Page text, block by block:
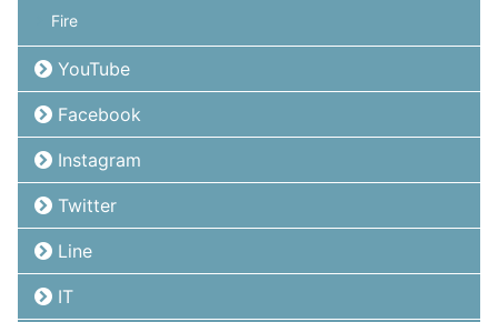
Fire
YouTube
Facebook
Instagram
Twitter
Line
IT